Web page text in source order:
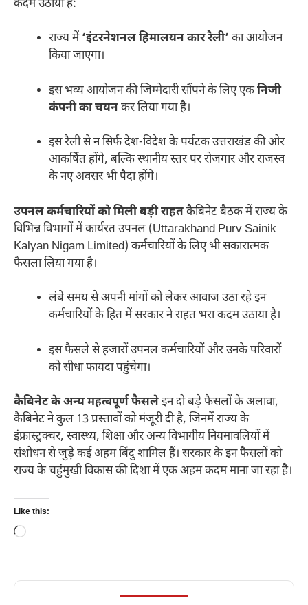
कदम उठाया है:
राज्य में‘इंटरनेशनल हिमालयन कार रैली’ का आयोजन
किया जाएगा।
इस भव्य आयोजन की जिम्मेदारी सौंपने के लिए एकनिजी
कंपनी का चयनकर लिया गया है।
इस रैली से न सिर्फ देश-विदेश के पर्यटक उत्तराखंड की ओर
आकर्षित होंगे, बल्कि स्थानीय स्तर पर रोजगार और राजस्व
के नए अवसर भी पैदा होंगे।
उपनल कर्मचारियों को मिली बड़ी राहतकैबिनेट बैठक में राज्य के
विभिन्न विभागों में कार्यरत उपनल (Uttarakhand Purv Sainik
Kalyan Nigam Limited) कर्मचारियों के लिए भी सकारात्मक
फैसला लिया गया है।
लंबे समय से अपनी मांगों को लेकर आवाज उठा रहे इन
कर्मचारियों के हित में सरकार ने राहत भरा कदम उठाया है।
इस फैसले से हजारों उपनल कर्मचारियों और उनके परिवारों
को सीधा फायदा पहुंचेगा।
कैबिनेट के अन्य महत्वपूर्ण फैसलेइन दो बड़े फैसलों के अलावा,
कैबिनेट ने कुल 13 प्रस्तावों को मंजूरी दी है, जिनमें राज्य के
इंफ्रास्ट्रक्चर, स्वास्थ्य, शिक्षा और अन्य विभागीय नियमावलियों में
संशोधन से जुड़े कई अहम बिंदु शामिल हैं। सरकार के इन फैसलों को
राज्य के चहुंमुखी विकास की दिशा में एक अहम कदम माना जा रहा है।
Like this:
Loading…